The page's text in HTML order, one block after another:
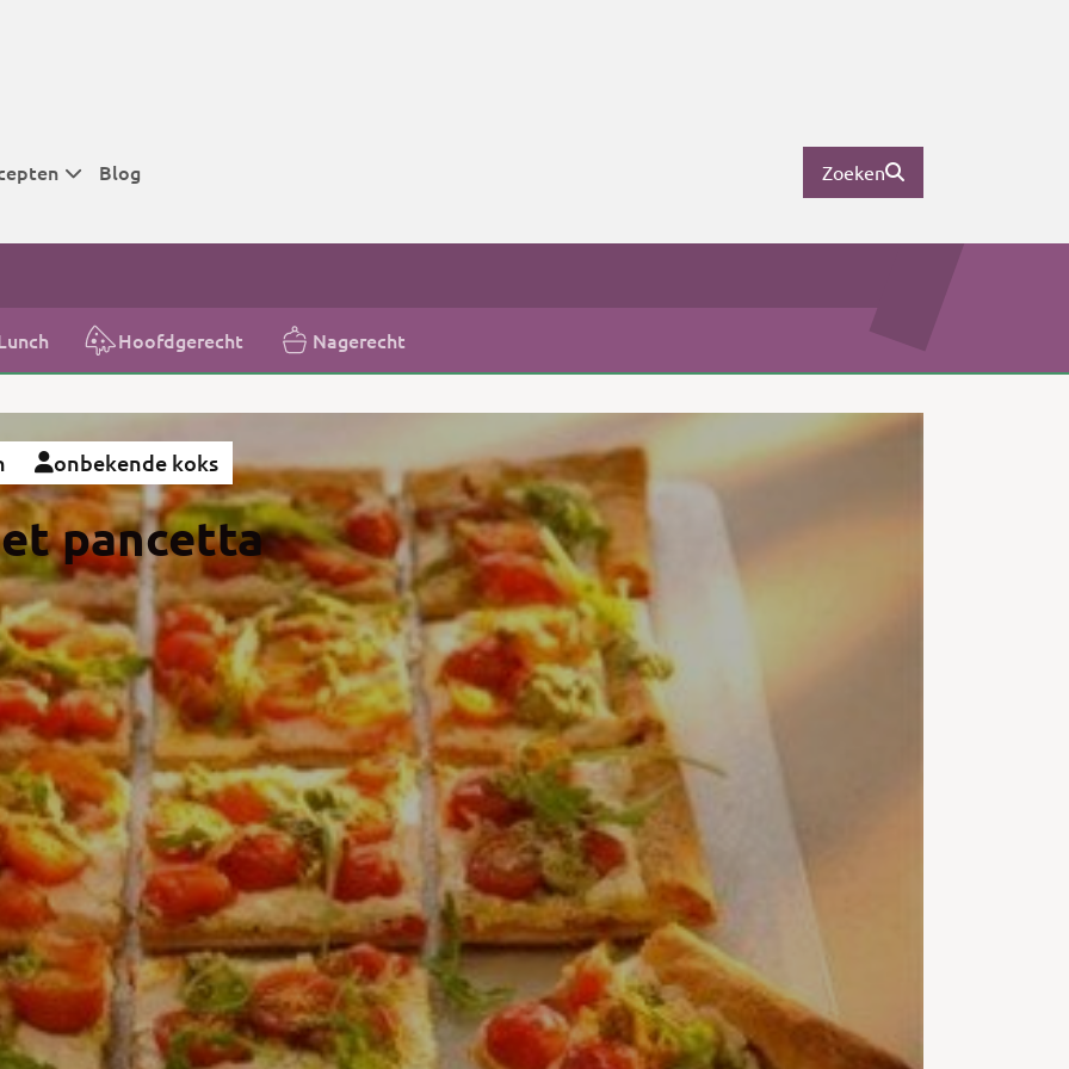
tijden
tijden
Blog Zoeken
Hoofdgerecht Nagerecht
onbekende koks
pancetta